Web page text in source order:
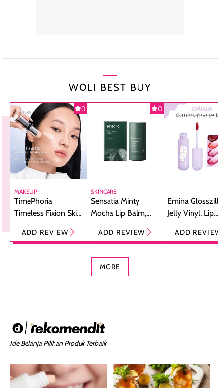
WOLI BEST BUY
0
MAKEUP
TimePhoria
Timeless Fixion Skin
Tint Stick,
Foundation dan
ADD REVIEW
0
SKINCARE
Sensatia Minty
Mocha Lip Balm,
Pelembap Bibir
dengan Aroma
ADD REVIEW
Emina
Jelly Vinyl, Lip
Cream Glossy
Ringan
ADD
MORE
Ide Belanja Pilihan Produk Terbaik